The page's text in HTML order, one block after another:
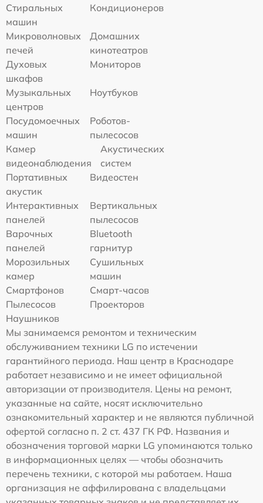
Стиральных
машин
Кондиционеров
Микроволновых
печей
Домашних
кинотеатров
Духовых
шкафов
Мониторов
Музыкальных
центров
Ноутбуков
Посудомоечных
машин
Роботов-
пылесосов
Камер
видеонаблюдения
Акустических
систем
Портативных
акустик
Видеостен
Интерактивных
панелей
Вертикальных
пылесосов
Варочных
панелей
Bluetooth
гарнитур
Морозильных
камер
Сушильных
машин
Смартфонов
Смарт-часов
Пылесосов
Проекторов
Наушников
Мы занимаемся ремонтом и техническим
обслуживанием техники LG по истечении
гарантийного периода. Наш центр в Краснодаре
работает независимо и не имеет официальной
авторизации от производителя. Цены на ремонт,
указанные на сайте, носят исключительно
ознакомительный характер и не являются публичной
офертой согласно п. 2 ст. 437 ГК РФ. Названия и
обозначения торговой марки LG упоминаются только
в информационных целях — чтобы обозначить
перечень техники, с которой мы работаем. Наша
организация не аффилирована с владельцами